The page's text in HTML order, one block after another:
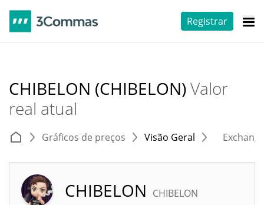
Registrar
CHIBELON (CHIBELON)Valor
real atual
Gráficos de preços Visão Geral
CHIBELON CHIBELON